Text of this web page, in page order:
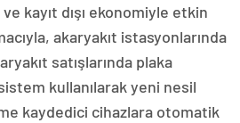
kayıt dışı ekonomiyle etkin
akaryakıt istasyonlarında
satışlarında plaka
kullanılarak yeni nesil
kaydedici cihazlara otomatik